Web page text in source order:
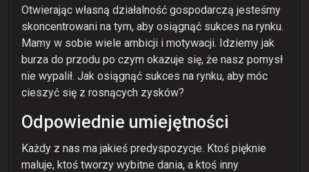
Otwierając własną działalność gospodarczą jesteśmy
skoncentrowani na tym, aby osiągnąć sukces na rynku.
Mamy w sobie wiele ambicji i motywacji. Idziemy jak
burza do przodu po czym okazuje się, że nasz pomysł
nie wypalił. Jak osiągnąć sukces na rynku, aby móc
cieszyć się z rosnących zysków?
Odpowiednie umiejętności
Każdy z nas ma jakieś predyspozycje. Ktoś pięknie
maluje, ktoś tworzy wybitne dania, a ktoś inny